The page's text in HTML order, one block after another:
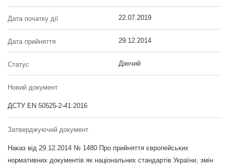
Дата початку дії 22.07.2019
Дата прийняття 29.12.2014
Статус Діючий
Новий документ
ДСТУ EN 50525-2-41:2016
Затверджуючий документ
Наказ від 29.12.2014 № 1480 Про прийняття європейських
нормативних документів як національних стандартів України, змін